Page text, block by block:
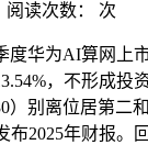
读次数： 次
为AI算网上市
，不形成投
）别离位居第
2025年财报。